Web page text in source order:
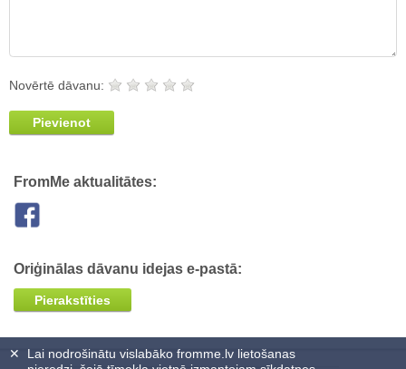
Novērtē dāvanu:
Pievienot
FromMe aktualitātes:
Oriģinālas dāvanu idejas e-pastā:
Pierakstīties
Lai nodrošinātu vislabāko fromme.lv lietošanas
✕